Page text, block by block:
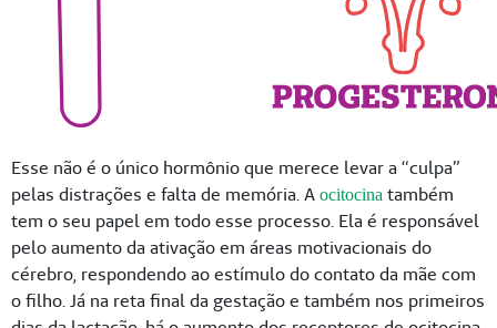
Esse não é o único hormônio que merece levar a “culpa”
pelas distrações e falta de memória. A ocitocinatambém
tem o seu papel em todo esse processo. Ela é responsável
pelo aumento da ativação em áreas motivacionais do
cérebro, respondendo ao estímulo do contato da mãe com
o filho. Já na reta final da gestação e também nos primeiros